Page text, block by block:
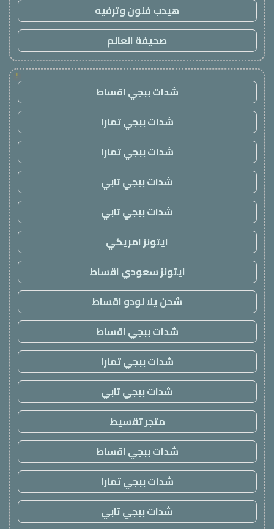
هيدب فنون وترفيه
صحيفة العالم
!
شدات ببجي اقساط
شدات ببجي تمارا
شدات ببجي تمارا
شدات ببجي تابي
شدات ببجي تابي
ايتونز امريكي
ايتونز سعودي اقساط
شحن يلا لودو اقساط
شدات ببجي اقساط
شدات ببجي تمارا
شدات ببجي تابي
متجر تقسيط
شدات ببجي اقساط
شدات ببجي تمارا
شدات ببجي تابي